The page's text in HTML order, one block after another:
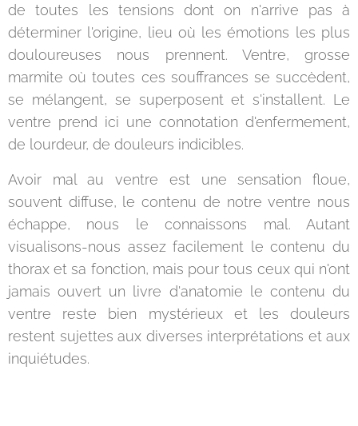
de toutes les tensions dont on n'arrive pas à
déterminer l'origine, lieu où les émotions les plus
douloureuses nous prennent. Ventre, grosse
marmite où toutes ces souffrances se succèdent,
se mélangent, se superposent et s'installent. Le
ventre prend ici une connotation d'enfermement,
de lourdeur, de douleurs indicibles.
Avoir mal au ventre est une sensation floue,
souvent diffuse, le contenu de notre ventre nous
échappe, nous le connaissons mal. Autant
visualisons-nous assez facilement le contenu du
thorax et sa fonction, mais pour tous ceux qui n'ont
jamais ouvert un livre d'anatomie le contenu du
ventre reste bien mystérieux et les douleurs
restent sujettes aux diverses interprétations et aux
inquiétudes.